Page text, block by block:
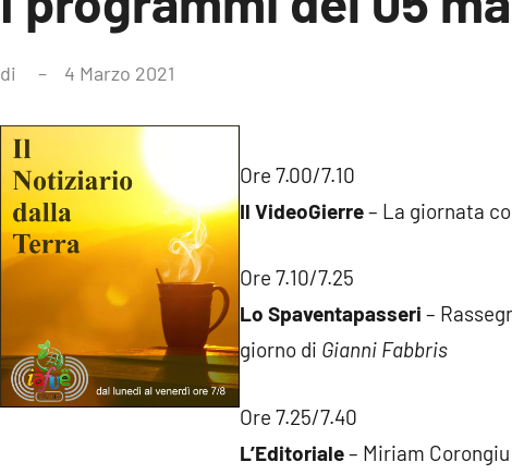
di 4 Marzo 2021
Ore 7.00/7.10
Il VideoGierre– La giornata
Ore 7.10/7.25
Lo Spaventapasseri –
giorno di Gianni Fabbris
Ore 7.25/7.40
L’Editoriale– Miriam Corongiu